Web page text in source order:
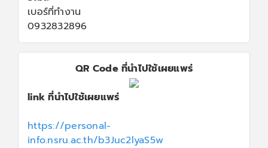
เบอร์ที่ทำงาน
0932832896
QR Code ที่นำไปใช้เผยแพร่
link ที่นำไปใช้เผยแพร่
https://personal-
info.nsru.ac.th/b3Juc2lyaS5w